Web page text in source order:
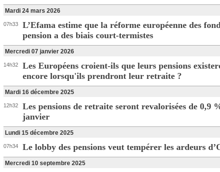
Mardi 24 mars 2026
07h33
L’Efama estime que la réforme européenne des
pension a des biais court-termistes
Mercredi 07 janvier 2026
14h32
Les Européens croient-ils que leurs pensions
encore lorsqu'ils prendront leur retraite ?
Mardi 16 décembre 2025
12h32
Les pensions de retraite seront revalorisées de 0,9
janvier
Lundi 15 décembre 2025
07h34 Le lobby des pensions veut tempérer les ardeurs
Mercredi 10 septembre 2025